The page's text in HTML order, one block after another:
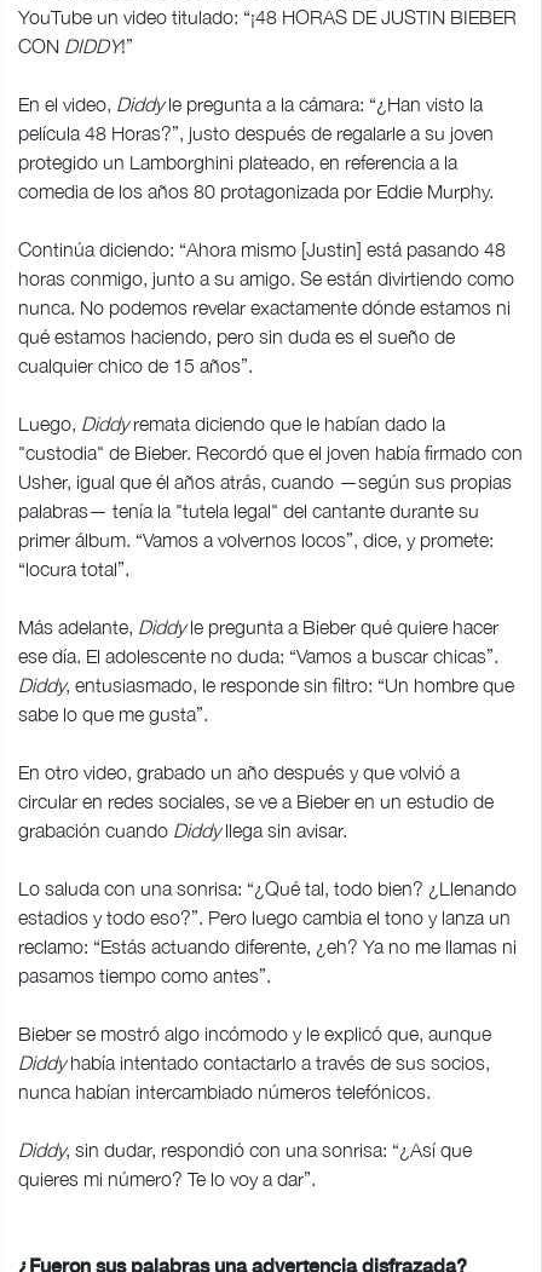
YouTube un video titulado: “¡48 HORAS DE JUSTIN BIEBER
CON DIDDY!”
En el video, Diddyle pregunta a la cámara: “¿Han visto la
película 48 Horas?”, justo después de regalarle a su joven
protegido un Lamborghini plateado, en referencia a la
comedia de los años 80 protagonizada por Eddie Murphy.
Continúa diciendo: “Ahora mismo [Justin] está pasando 48
horas conmigo, junto a su amigo. Se están divirtiendo como
nunca. No podemos revelar exactamente dónde estamos ni
qué estamos haciendo, pero sin duda es el sueño de
cualquier chico de 15 años”.
Luego, Diddyremata diciendo que le habían dado la
"custodia" de Bieber. Recordó que el joven había firmado con
Usher, igual que él años atrás, cuando —según sus propias
palabras— tenía la "tutela legal" del cantante durante su
primer álbum. “Vamos a volvernos locos”, dice, y promete:
“locura total”.
Más adelante, Diddyle pregunta a Bieber qué quiere hacer
ese día. El adolescente no duda: “Vamos a buscar chicas”.
Diddy, entusiasmado, le responde sin filtro: “Un hombre que
sabe lo que me gusta”.
En otro video, grabado un año después y que volvió a
circular en redes sociales, se ve a Bieber en un estudio de
grabación cuando Diddyllega sin avisar.
Lo saluda con una sonrisa: “¿Qué tal, todo bien? ¿Llenando
estadios y todo eso?”. Pero luego cambia el tono y lanza un
reclamo: “Estás actuando diferente, ¿eh? Ya no me llamas ni
pasamos tiempo como antes”.
Bieber se mostró algo incómodo y le explicó que, aunque
Diddyhabía intentado contactarlo a través de sus socios,
nunca habían intercambiado números telefónicos.
Diddy, sin dudar, respondió con una sonrisa: “¿Así que
quieres mi número? Te lo voy a dar”.
¿Fueron sus palabras una advertencia disfrazada?